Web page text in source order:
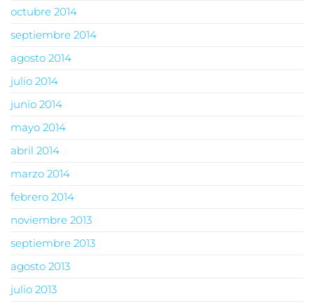
octubre 2014
septiembre 2014
agosto 2014
julio 2014
junio 2014
mayo 2014
abril 2014
marzo 2014
febrero 2014
noviembre 2013
septiembre 2013
agosto 2013
julio 2013